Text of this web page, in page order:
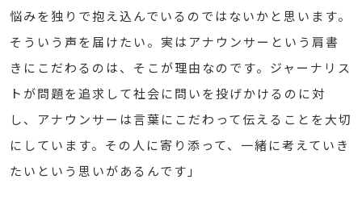
悩みを独りで抱え込んでいるのではないかと思います。
そういう声を届けたい。実はアナウンサーという肩書
きにこだわるのは、そこが理由なのです。ジャーナリス
トが問題を追求して社会に問いを投げかけるのに対
し、アナウンサーは言葉にこだわって伝えることを大切
にしています。その人に寄り添って、一緒に考えていき
たいという思いがあるんです」